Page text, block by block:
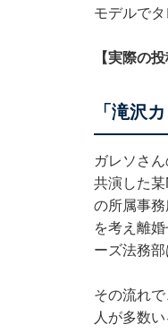
モデルで
【実際の
「滝沢
ガレソさ
共演した
の所属事
を考え離
ーズ法務
その流れ
人が多数い